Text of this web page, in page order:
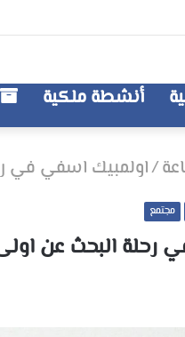
أنشطة ملكية
/اولمبيك اسفي في
مجتمع
رحلة البحث عن اولى